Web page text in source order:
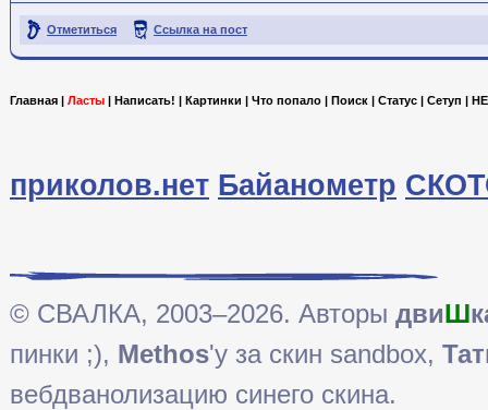
Отметиться Ссылка на пост
Главная | Ласты | Написать! | Картинки | Что попало | Поиск | Статус | Сетуп |
приколов.нет Байанометр
© СВАЛКА, 2003–2026. Авторы двиШ
пинки ;), Methos'у за скин sandbox,
вебдванолизацию синего скина.